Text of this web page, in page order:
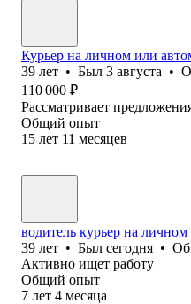
Курьер на личном или
39 лет • Был 3 августа •
110 000 ₽
Рассматривает
Общий опыт
15 лет 11 месяцев
водитель курьер на личном
39 лет • Был сегодня •
Активно ищет работу
Общий опыт
7 лет 4 месяца